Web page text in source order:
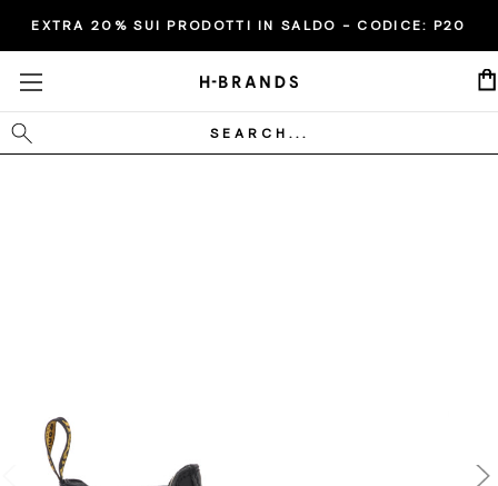
EXTRA 20% SUI PRODOTTI IN SALDO - CODICE: P20
Cerca